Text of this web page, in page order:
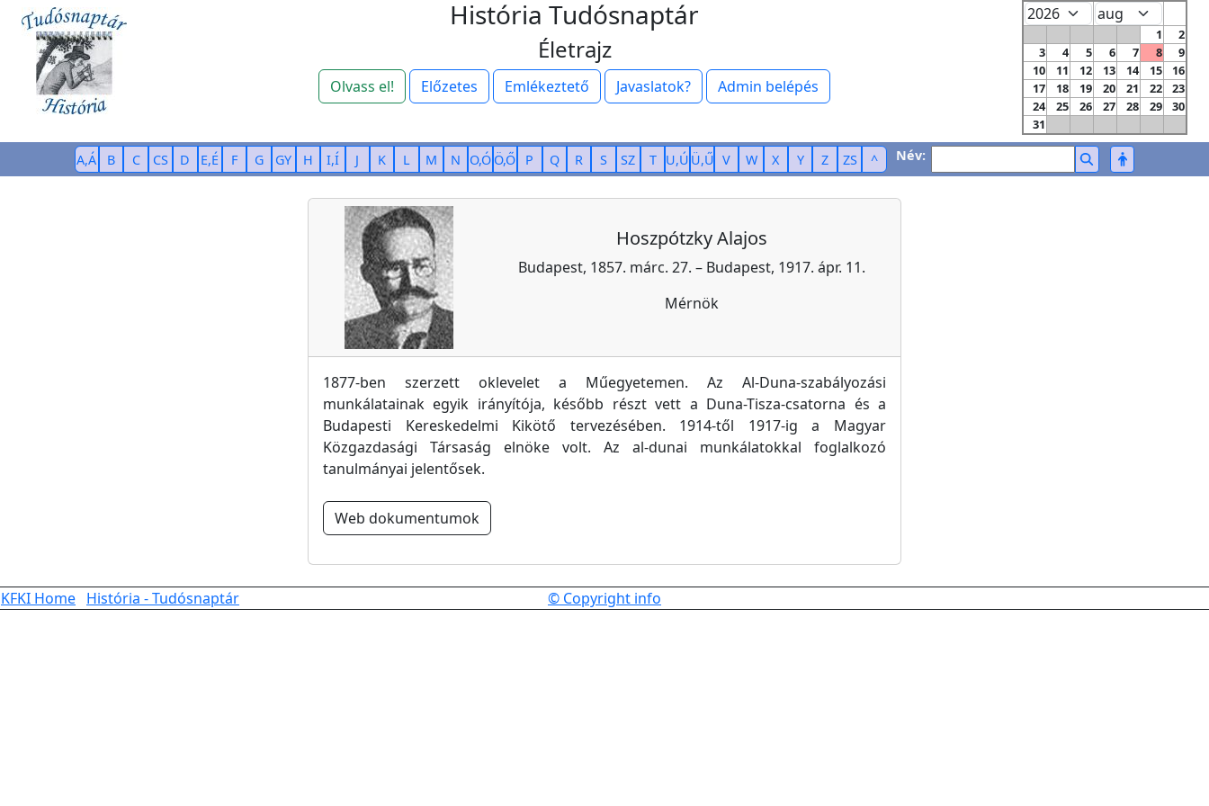
História Tudósnaptár
Életrajz
Olvass el! Előzetes Emlékeztető Javaslatok? Admin belépés
1
2
3
4 5 6 7 8
9
10
11 12 13 14 15
16
17
18 19 20 21 22
23
24
25 26 27 28 29
30
31
A,Á B C CS D E,É F G GY H I,Í J K L M N O,Ó Ö,Ő P Q R S SZ T U,Ú Ü,Ű V W X Y Z ZS ^ Név:
Hoszpótzky Alajos
Budapest, 1857. márc. 27. – Budapest, 1917. ápr. 11.
Mérnök
1877-ben szerzett oklevelet a Műegyetemen. Az Al-Duna-szabályozási
munkálatainak egyik irányítója, később részt vett a Duna-Tisza-csatorna és a
Budapesti Kereskedelmi Kikötő tervezésében. 1914-től 1917-ig a Magyar
Közgazdasági Társaság elnöke volt. Az al-dunai munkálatokkal foglalkozó
tanulmányai jelentősek.
Web dokumentumok
KFKI Home História - Tudósnaptár © Copyright info